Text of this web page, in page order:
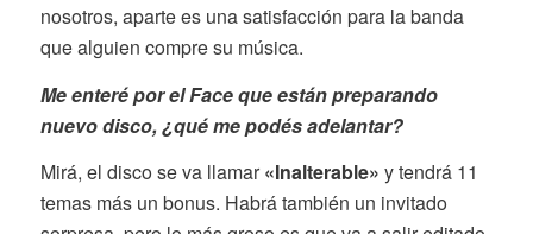
nosotros, aparte es una satisfacción para la banda
que alguien compre su música.
Me enteré por el Face que están preparando
nuevo disco, ¿qué me podés adelantar?
Mirá, el disco se va llamar«Inalterable» y tendrá 11
temas más un bonus. Habrá también un invitado